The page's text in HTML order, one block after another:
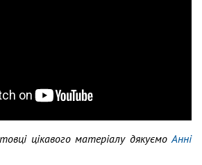
цікавого матеріалу дякуємо Анні